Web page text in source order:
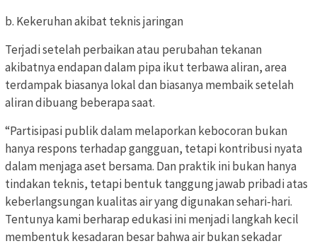
b. Kekeruhan akibat teknis jaringan
Terjadi setelah perbaikan atau perubahan tekanan
akibatnya endapan dalam pipa ikut terbawa aliran, area
terdampak biasanya lokal dan biasanya membaik setelah
aliran dibuang beberapa saat.
“Partisipasi publik dalam melaporkan kebocoran bukan
hanya respons terhadap gangguan, tetapi kontribusi nyata
dalam menjaga aset bersama. Dan praktik ini bukan hanya
tindakan teknis, tetapi bentuk tanggung jawab pribadi atas
keberlangsungan kualitas air yang digunakan sehari-hari.
Tentunya kami berharap edukasi ini menjadi langkah kecil
membentuk kesadaran besar bahwa air bukan sekadar